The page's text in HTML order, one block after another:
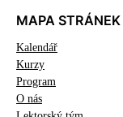
MAPA STRÁNEK
Kalendář
Kurzy
Program
O nás